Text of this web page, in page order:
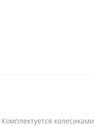
колесиками